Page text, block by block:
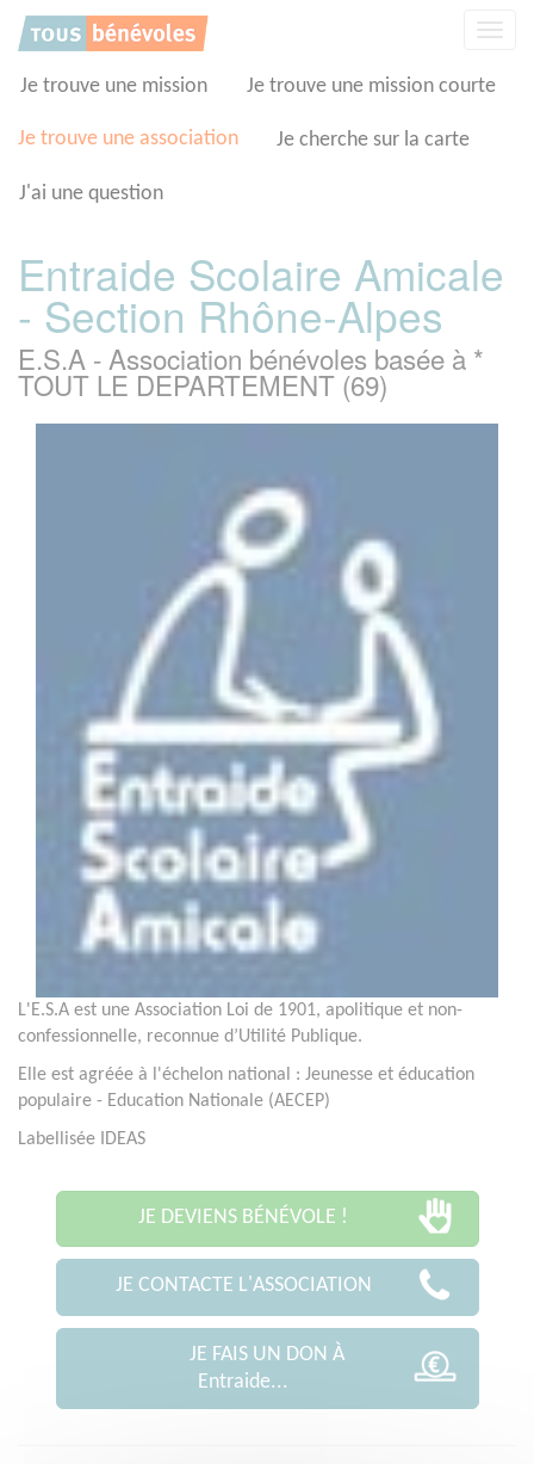
Je trouve une mission Je trouve une mission courte
Je trouve une association Je cherche sur la carte
J'ai une question
Entraide Scolaire Amicale
- Section Rhône-Alpes
E.S.A - Association bénévoles basée à *
TOUT LE DEPARTEMENT (69)
L'E.S.A est une Association Loi de 1901, apolitique et non-
confessionnelle, reconnue d’Utilité Publique.
Elle est agréée à l'échelon national : Jeunesse et éducation
populaire - Education Nationale (AECEP)
Labellisée IDEAS
JE DEVIENS BÉNÉVOLE !
JE CONTACTE L'ASSOCIATION
JE FAIS UN DON À
Entraide...
Panneau de gestion des cookies